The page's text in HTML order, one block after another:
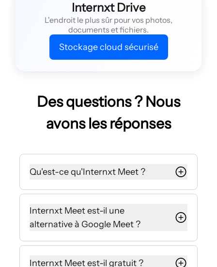
Internxt Drive
L'endroit le plus sûr pour vos photos,
documents et fichiers.
Stockage cloud sécurisé
Des questions ? Nous
avons les réponses
Qu'est-ce qu'Internxt Meet ?
Internxt Meet est la plateforme de
visioconférence la plus sécurisée où
vous pouvez parler, chatter et
organiser des réunions en toute
confidentialité. Avec Internxt Meet,
Internxt Meet est-il une
alternative à Google Meet ?
Oui, Internxt Meet est une
alternative sécurisée à Google Meet,
Internxt Meet est-il gratuit ?